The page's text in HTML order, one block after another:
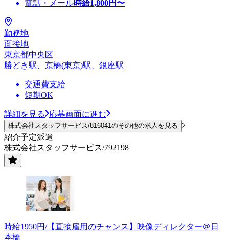
電話・メール時給1,800円〜
勤務地
面接地
東京都中央区
勝どき駅、京橋(東京)駅、銀座駅
交通費支給
短期OK
詳細を見る 応募画面に進む
株式会社スタッフサービス/816041のその他の求人を見る
紹介予定派遣
株式会社スタッフサービス/792198
時給1950円/【直接雇用のチャンス】映像ディレクター＠日
本橋